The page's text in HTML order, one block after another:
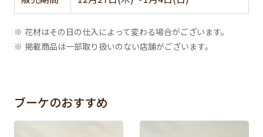
※ 花材はその日の仕入によって変わる場合がございます。
※ 掲載商品は一部取り扱いのない店舗がございます。
ブーケのおすすめ